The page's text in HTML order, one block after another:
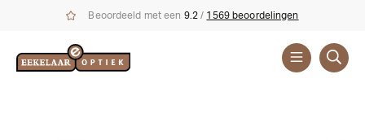
Beoordeeld met een 9.2 / 1569 beoordelingen